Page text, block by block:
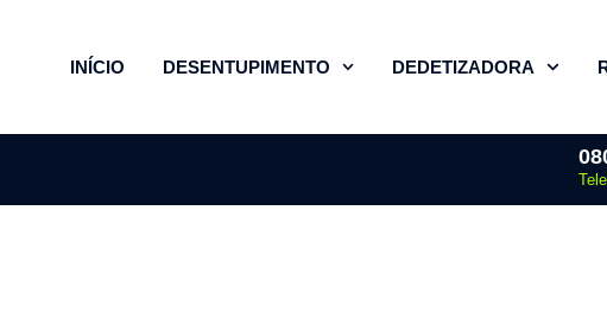
INÍCIO DESENTUPIMENTO DEDETIZADORA